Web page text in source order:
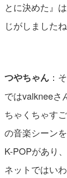
とに決めた』
じがしましたね
つやちゃん：
ではvalkneeさ
ちゃくちゃす
の音楽シーン
K-POPがあり
ネットではい